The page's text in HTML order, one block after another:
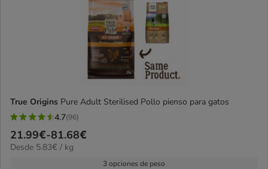
True Origins Pure Adult Sterilised Pollo pienso para gatos
4.7
estrellas
con
4.7(96)
Precio
de
21.99€-81.68€
5.83€
Desde 5.83€ / kg
3 opciones de peso